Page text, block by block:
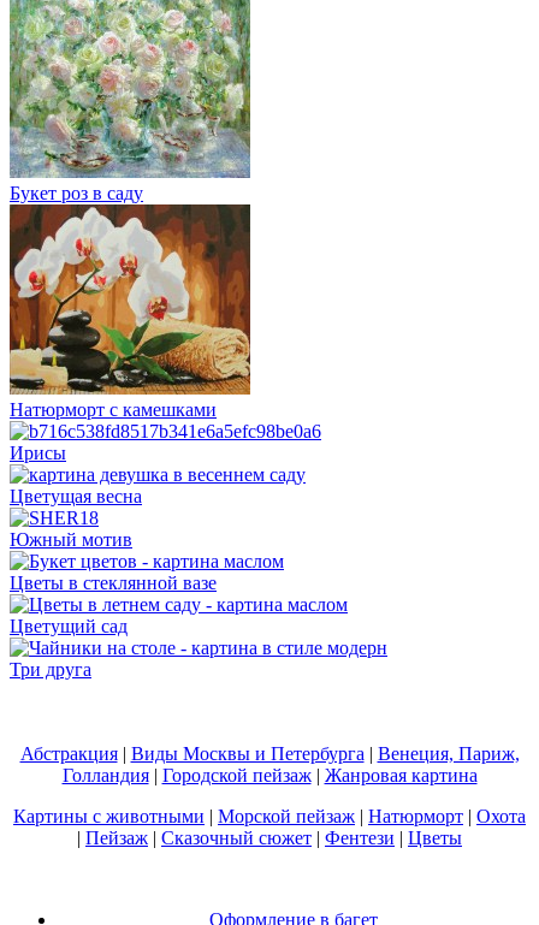
Букет роз в саду
Натюрморт с камешками
Ирисы
Цветущая весна
Южный мотив
Цветы в стеклянной вазе
Цветущий сад
Три друга
Абстракция| Виды Москвы и Петербурга | Венеция, Париж,
Голландия| Городской пейзаж| Жанровая картина
Картины с животными | Морской пейзаж | Натюрморт | Охота
| Пейзаж | Сказочный сюжет | Фентези | Цветы
Оформление в багет